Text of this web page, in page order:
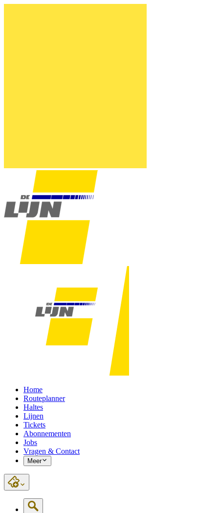
Home
Routeplanner
Haltes
Lijnen
Tickets
Abonnementen
Jobs
Vragen & Contact
Meer